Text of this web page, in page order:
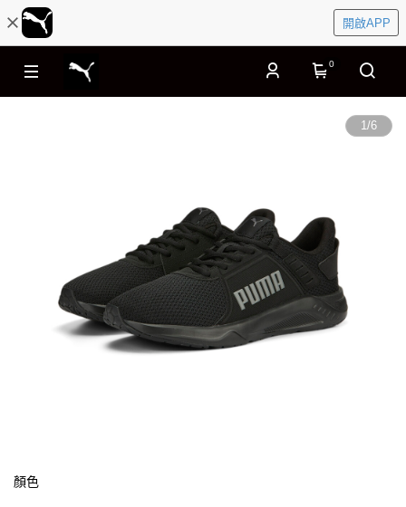
開啟APP
0
1/6
顏色